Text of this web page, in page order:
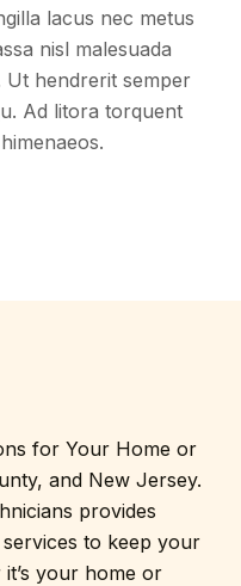
lacus nec metus
nisl malesuada
Ut hendrerit semper
Ad litora torquent
for Your Home or
and New Jersey.
provides
to keep your
your home or